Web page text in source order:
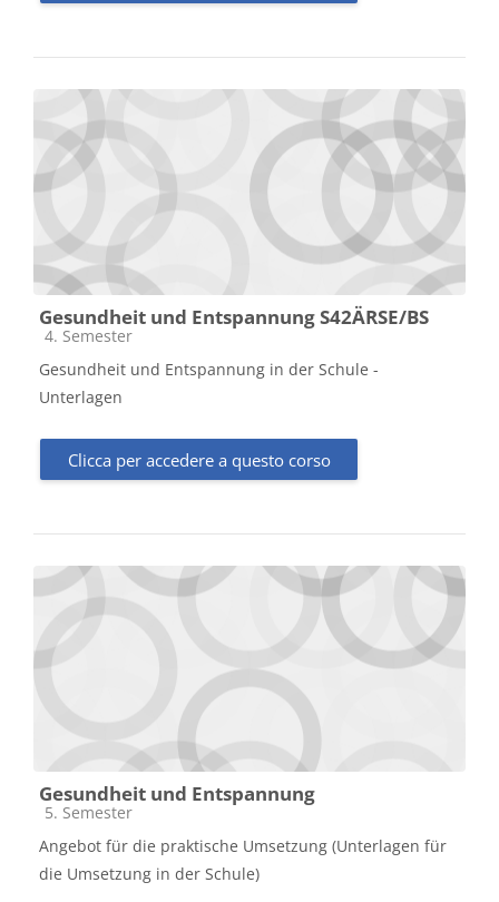
Gesundheit und Entspannung S42ÄRSE/BS
Categoria di corsi
4. Semester
Gesundheit und Entspannung in der Schule -
Unterlagen
Clicca per accedere a questo corso
Gesundheit und Entspannung
Categoria di corsi
5. Semester
Angebot für die praktische Umsetzung (Unterlagen für
die Umsetzung in der Schule)